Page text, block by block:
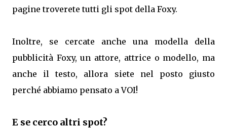
pagine troverete tutti gli spot della Foxy.
Inoltre, se cercate anche una modella della
pubblicità Foxy, un attore, attrice o modello, ma
anche il testo, allora siete nel posto giusto
perché abbiamo pensato a VOI!
E se cerco altri spot?